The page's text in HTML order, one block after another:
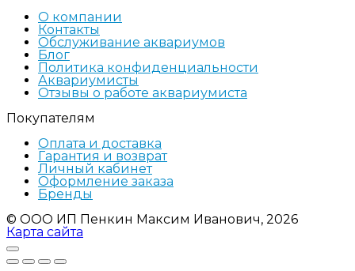
О компании
Контакты
Обслуживание аквариумов
Блог
Политика конфиденциальности
Аквариумисты
Отзывы о работе аквариумиста
Покупателям
Оплата и доставка
Гарантия и возврат
Личный кабинет
Оформление заказа
Бренды
© ООО ИП Пенкин Максим Иванович, 2026
Карта сайта